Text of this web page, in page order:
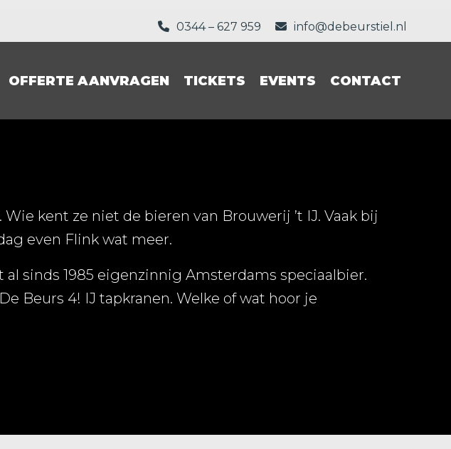
0344 – 627 959 info@debeurstiel.nl
OFFERTE AANVRAGEN TICKETS EVENTS CONTACT
kent ze niet de bieren van Brouwerij ’t IJ. Vaak bij
even Flink wat meer.
sinds 1985 eigenzinnig Amsterdams speciaalbier.
Beurs 4! IJ tapkranen. Welke of wat hoor je